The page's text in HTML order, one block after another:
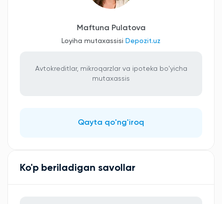
Maftuna Pulatova
Loyiha mutaxassisi Depozit.uz
Avtokreditlar, mikroqarzlar va ipoteka bo'yicha
mutaxassis
Qayta qo'ng'iroq
Ko'p beriladigan savollar